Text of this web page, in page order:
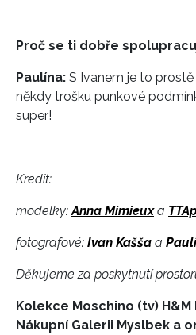
INFORMACE
Proč se ti dobře
Paulína: S Ivanem je to
někdy trošku punkové
super!
Kredit:
modelky: Anna Mimieuxa
fotografové: Ivan Kašša a
Děkujeme za poskytnutí
Kolekce Moschino (tv)
Nákupní Galerii Myslbek a